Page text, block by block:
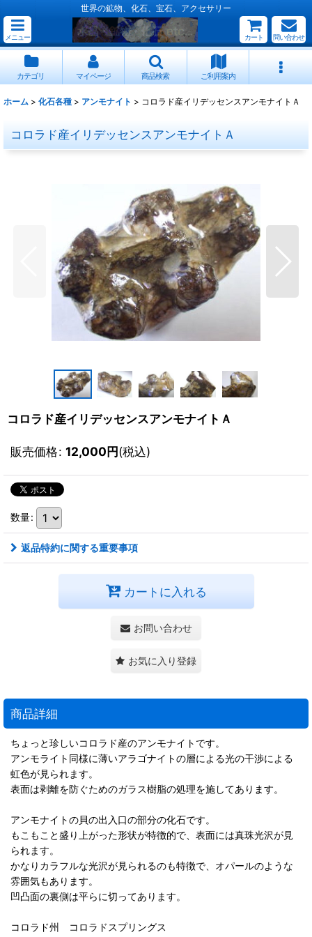
世界の鉱物、化石、宝石、アクセサリー
メニュー カート 問い合わせ
カテゴリ マイページ 商品検索 ご利用案内
ホーム > 化石各種 > アンモナイト > コロラド産イリデッセンスアンモナイトＡ
コロラド産イリデッセンスアンモナイトＡ
コロラド産イリデッセンスアンモナイトＡ
販売価格: 12,000円(税込)
数量:
返品特約に関する重要事項
カートに入れる
お問い合わせ
お気に入り登録
商品詳細
ちょっと珍しいコロラド産のアンモナイトです。
アンモライト同様に薄いアラゴナイトの層による光の干渉による
虹色が見られます。
表面は剥離を防ぐためのガラス樹脂の処理を施してあります。
アンモナイトの貝の出入口の部分の化石です。
もこもこと盛り上がった形状が特徴的で、表面には真珠光沢が見
られます。
かなりカラフルな光沢が見られるのも特徴で、オパールのような
雰囲気もあります。
凹凸面の裏側は平らに切ってあります。
コロラド州 コロラドスプリングス